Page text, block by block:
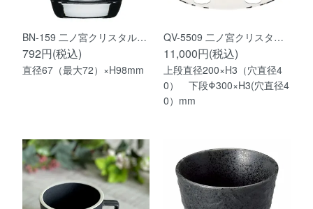
BN-159 二ノ宮クリスタル…
792円(税込)
直径67（最大72）×H98mm
QV-5509 二ノ宮クリスタ…
11,000円(税込)
上段直径200×H3（穴直径4
0） 下段Φ300×H3(穴直径4
0）mm